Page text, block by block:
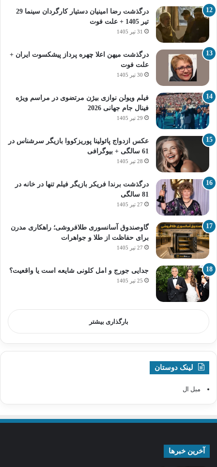
درگذشت رضا امینیان دستیار کارگردان سینما 29
تیر 1405 + علت فوت
31 تیر 1405
درگذشت میهن اعلا چهره پرداز پیشکسوت ایران +
علت فوت
30 تیر 1405
فیلم ویولن نوازی بیژن مرتضوی در مراسم ویژه
فینال جام جهانی 2026
29 تیر 1405
عکس ازدواج پائولینا پوریزکووا بازیگر سرشناس در
61 سالگی + بیوگرافی
28 تیر 1405
درگذشت برندا فریکر بازیگر فیلم تنها در خانه در
81 سالگی
27 تیر 1405
گاوصندوق آسانسوری طلافروشی؛ راهکاری مدرن
برای حفاظت از طلا و جواهرات
27 تیر 1405
جدایی جورج و امل کلونی شایعه است یا واقعیت؟
25 تیر 1405
بارگذاری بیشتر
لینک دوستان
مبل ال
آخرین خبرها